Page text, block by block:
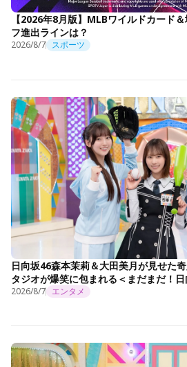
【2026年8月版】MLBワイルドカード
フ進出ラインは？
2026/8/7 スポーツ
日向坂46森本茉莉＆大田美月が見せた
タジオが爆笑に包まれる＜まだまだ！
2026/8/7 エンタメ